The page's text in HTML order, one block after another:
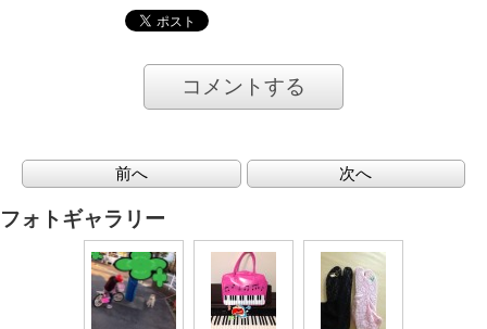
コメントする
前へ 次へ
フォトギャラリー